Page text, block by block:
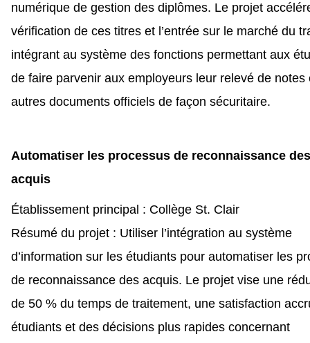
numérique de gestion des diplômes. Le projet
vérification de ces titres et l’entrée sur le marché du
intégrant au système des fonctions permettant aux
de faire parvenir aux employeurs leur relevé de notes
autres documents officiels de façon sécuritaire.
Automatiser les processus de reconnaissance des
acquis
Établissement principal : Collège St. Clair
Résumé du projet : Utiliser l’intégration au système
d’information sur les étudiants pour automatiser les
de reconnaissance des acquis. Le projet vise une
de 50 % du temps de traitement, une satisfaction
étudiants et des décisions plus rapides concernant